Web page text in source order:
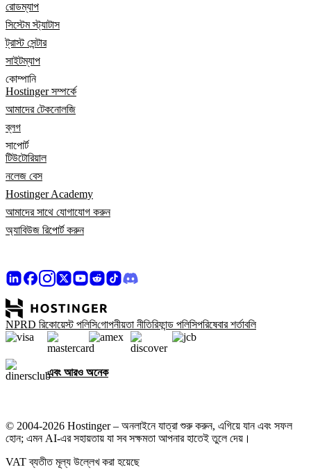
রোডম্যাপ
সিস্টেম স্ট্যাটাস
ট্রাস্ট সেন্টার
সাইটম্যাপ
কোম্পানি
Hostinger সম্পর্কে
আমাদের টেকনোলজি
ব্লগ
সাপোর্ট
টিউটোরিয়াল
নলেজ বেস
Hostinger Academy
আমাদের সাথে যোগাযোগ করুন
অ্যাবিউজ রিপোর্ট করুন
NPRD রিকোয়েস্ট পলিসিগোপনীয়তা নীতিরিফান্ড পলিসিপরিষেবার শর্তাবলি
এবং আরও অনেক
© 2004-2026 Hostinger – অনলাইনে যাত্রা শুরু করুন, এগিয়ে যান এবং সফল
হোন; এমন AI-এর সহায়তায় যা সব সক্ষমতা আপনার হাতেই তুলে দেয়।
VAT ব্যতীত মূল্য উল্লেখ করা হয়েছে